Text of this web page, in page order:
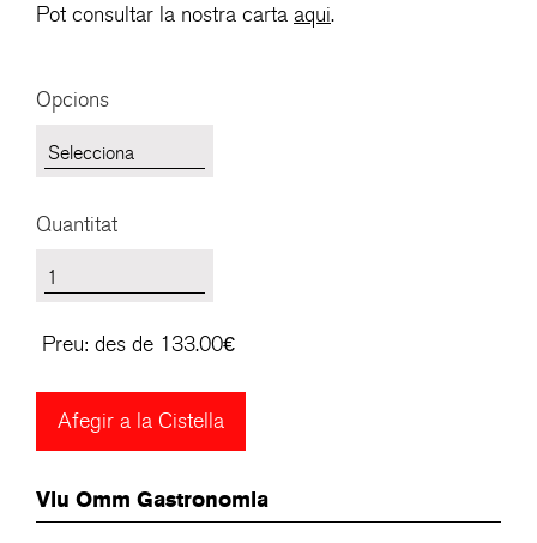
Pot consultar la nostra carta aqui.
Opcions
Quantitat
Preu: des de 133.00€
Viu Omm Gastronomia